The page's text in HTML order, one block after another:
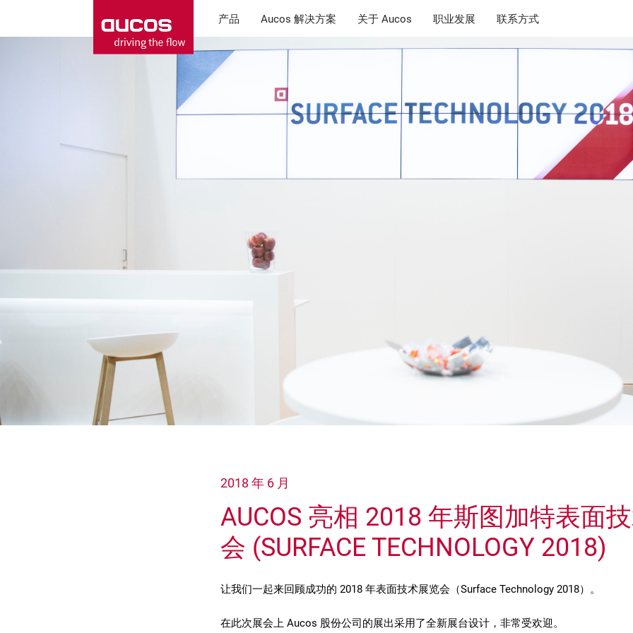
产品 Aucos 解决方案 关于 Aucos 职业发展 联系方式
2018 年 6 月
AUCOS 亮相 2018 年斯图加特表面
会 (SURFACE TECHNOLOGY 2018)
让我们一起来回顾成功的 2018 年表面技术展览会（Surface Technology 2018）。
在此次展会上 Aucos 股份公司的展出采用了全新展台设计，非常受欢迎。